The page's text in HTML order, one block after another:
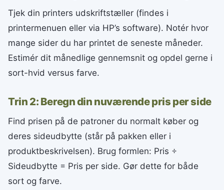
Tjek din printers udskriftstæller (findes i
printermenuen eller via HP’s software). Notér hvor
mange sider du har printet de seneste måneder.
Estimér dit månedlige gennemsnit og opdel gerne i
sort-hvid versus farve.
Trin 2: Beregn din nuværende pris per side
Find prisen på de patroner du normalt køber og
deres sideudbytte (står på pakken eller i
produktbeskrivelsen). Brug formlen: Pris ÷
Sideudbytte = Pris per side. Gør dette for både
sort og farve.